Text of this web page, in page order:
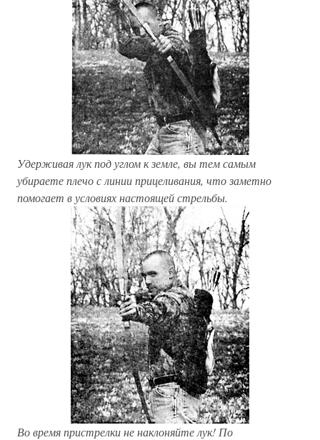
Удерживая лук под углом к земле, вы тем самым
убираете плечо с линии прицеливания, что заметно
помогает в условиях настоящей стрельбы.
Во время пристрелки не наклоняйте лук! По